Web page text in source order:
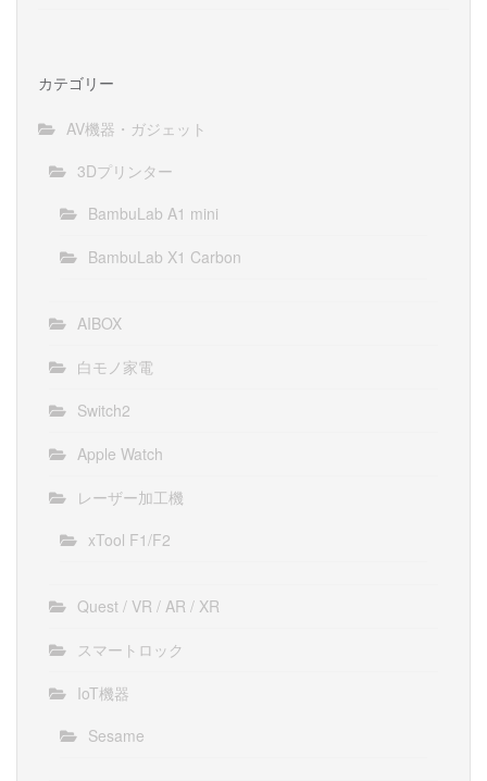
カテゴリー
AV機器・ガジェット
3Dプリンター
BambuLab A1 mini
BambuLab X1 Carbon
AIBOX
白モノ家電
Switch2
Apple Watch
レーザー加工機
xTool F1/F2
Quest / VR / AR / XR
スマートロック
IoT機器
Sesame